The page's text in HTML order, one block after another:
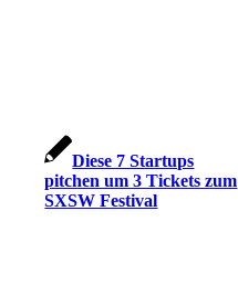
Diese 7 Startups
pitchen um 3 Tickets zum
SXSW Festival